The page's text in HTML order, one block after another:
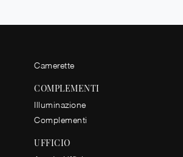
Camerette
COMPLEMENTI
Illuminazione
Complementi
UFFICIO